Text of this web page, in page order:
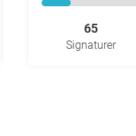
65
Signaturer